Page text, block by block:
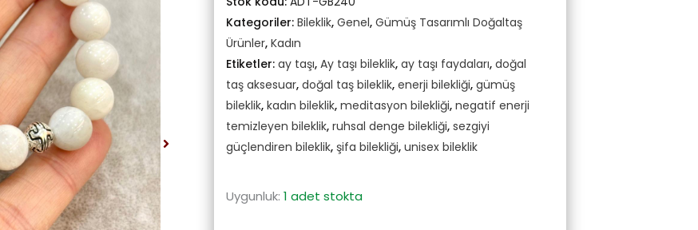
Kategoriler: Bileklik, Genel, Gümüş Tasarımlı Doğaltaş
Ürünler, Kadın
Etiketler: ay taşı, Ay taşı bileklik, ay taşı faydaları, doğal
taş aksesuar, doğal taş bileklik, enerji bilekliği, gümüş
bileklik, kadın bileklik, meditasyon bilekliği, negatif enerji
temizleyen bileklik, ruhsal denge bilekliği, sezgiyi
güçlendiren bileklik, şifa bilekliği, unisex bileklik
Uygunluk: 1 adet stokta